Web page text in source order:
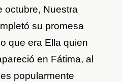
octubre, Nuestra
su promesa
que era Ella quien
en Fátima, al
popularmente